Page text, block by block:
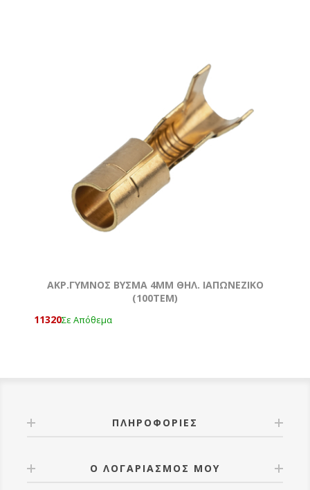
ΑΚΡ.ΓΥΜΝΟΣ ΒΥΣΜΑ 4MM ΘΗΛ. ΙΑΠΩΝΕΖΙΚΟ
(100ΤΕΜ)
11320Σε Απόθεμα
ΠΛΗΡΟΦΟΡΊΕΣ
Ο ΛΟΓΑΡΙΑΣΜΌΣ ΜΟΥ